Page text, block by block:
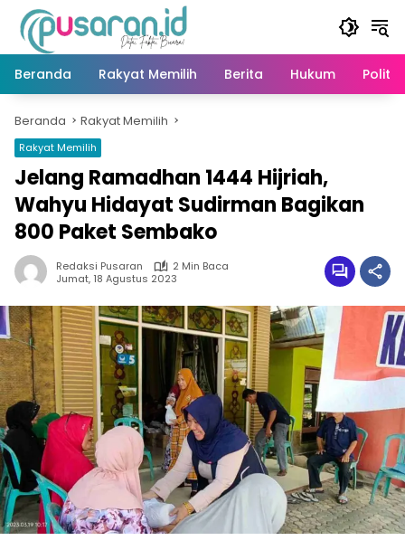
Langsung
konten
Beranda
Rakyat Memilih Berita Hukum Politik
Beranda Rakyat Memilih
Rakyat Memilih
Jelang Ramadhan 1444 Hijriah,
Wahyu Hidayat Sudirman Bagikan
800 Paket Sembako
Redaksi Pusaran
2 Min Baca
Jumat, 18 Agustus 2023